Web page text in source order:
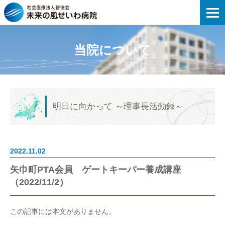
未来の風せいわ病院 | 矢巾町PTA会員
当院について
明日に向かって ～理事長活動録～
2022.11.02
矢巾町PTA会員 ゲートキーパー養成講座
（2022/11/2）
この記事には本文がありません。